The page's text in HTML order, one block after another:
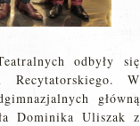
odbyły się
Recytatorskiego. W
główną
Dominika Uliszak z